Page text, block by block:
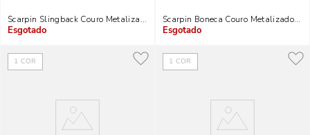
Scarpin Slingback Couro Metalizado Salto Bloco Dourado
Indisponível
Scarpin Boneca Couro Metalizado
Indisponível
1 COR 1 COR